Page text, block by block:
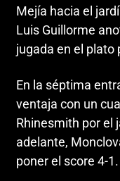
Mejía hacia el
Luis Guillorme
jugada en el plato
En la séptima
ventaja con un
Rhinesmith por el
adelante,
poner el score 4-1.